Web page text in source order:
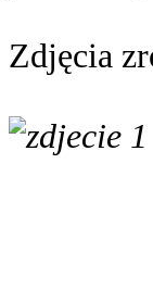
Zdjęcia